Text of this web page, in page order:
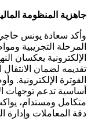
جاهزية المنظومة
وأكد سعادة يونس حاجي
المرحلة التجريبية
الإلكترونية يعكسان
تقديمه لضمان
الفوترة
أساسية تدعم توجهات
متكامل ومستدام،
دقة المعاملات وإدارة